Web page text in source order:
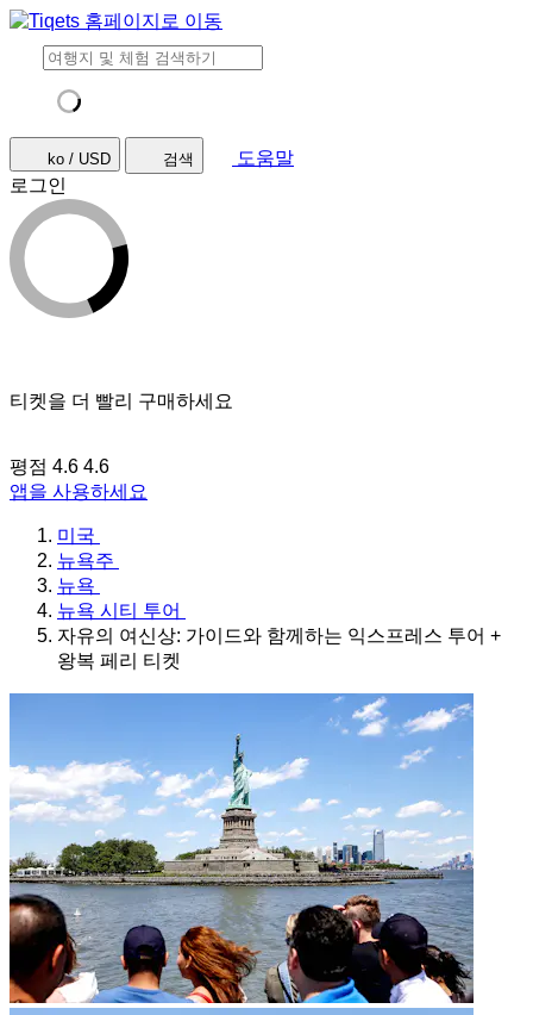
ko / USD 검색
도움말
로그인
티켓을 더 빨리 구매하세요
평점 4.6 4.6
앱을 사용하세요
미국
뉴욕주
뉴욕
뉴욕 시티 투어
자유의 여신상: 가이드와 함께하는 익스프레스 투어 +
왕복 페리 티켓